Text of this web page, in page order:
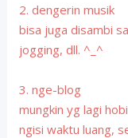
2. dengerin musik
bisa juga disambi
jogging, dll. ^_^
3. nge-blog
mungkin yg lagi
ngisi waktu luang,